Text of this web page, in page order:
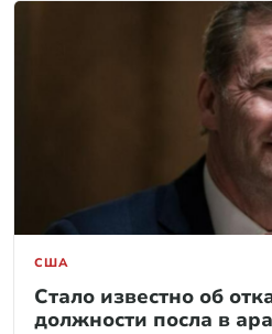
США
Стало известно об
должности посла в